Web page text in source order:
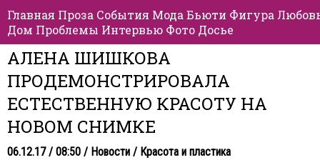
Главная Проза События Мода Бьюти Фигура
Дом Проблемы Интервью Фото Досье
АЛЕНА ШИШКОВА
ПРОДЕМОНСТРИРОВАЛА
ЕСТЕСТВЕННУЮ КРАСОТУ НА
НОВОМ СНИМКЕ
06.12.17 / 08:50 / Новости / Красота и пластика